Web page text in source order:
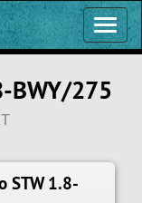
BWY/275
STW 1.8-